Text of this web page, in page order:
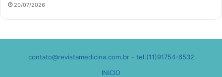
20/07/2026
contato@revistamedicina.com.br- tel.(11)91754-6532
INICIO